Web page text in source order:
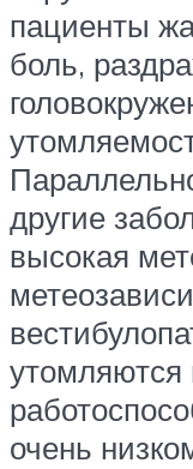
пациенты
боль,
другие
высокая
утомляются
очень